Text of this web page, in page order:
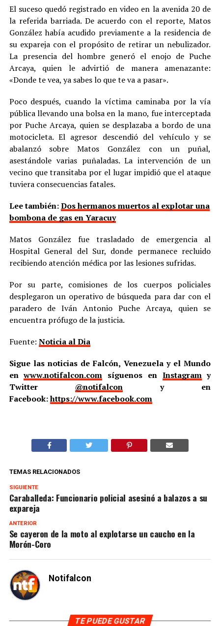
El suceso quedó registrado en video en la avenida 20 de
la referida barriada. De acuerdo con el reporte, Matos
González había acudido previamente a la residencia de
su expareja con el propósito de retirar un nebulizador.
La presencia del hombre generó el enojo de Puche
Arcaya, quien le advirtió de manera amenazante:
«Donde te vea, ya sabes lo que te va a pasar».
Poco después, cuando la víctima caminaba por la vía
pública llevando una bolsa en la mano, fue interceptada
por Puche Arcaya, quien se desplazaba a bordo de una
motocicleta. El agresor descendió del vehículo y se
abalanzó sobre Matos González con un puñal,
asestándole varias puñaladas. La intervención de un
vecino que transitaba por el lugar impidió que el ataque
tuviera consecuencias fatales.
Lee también:Dos hermanos muertos al explotar una
bombona de gas en Yaracuy
Matos González fue trasladado de emergencia al
Hospital General del Sur, donde permanece recluido
recibiendo atención médica por las lesiones sufridas.
Por su parte, comisiones de los cuerpos policiales
desplegaron un operativo de búsqueda para dar con el
paradero de Iván Antonio Puche Arcaya, quien se
encuentra prófugo de la justicia.
Fuente: Noticia al Dia
Sigue las noticias de Falcón, Venezuela y el Mundo
enwww.notifalcon.com síguenos en Instagramy
Twitter @notifalcony en
Facebook:https://www.facebook.com
TEMAS RELACIONADOS
SIGUIENTE
Caraballeda: Funcionario policial asesinó a balazos a su
expareja
ANTERIOR
Se cayeron de la moto al explotarse un caucho en la
Morón-Coro
Notifalcon
TE PUEDE GUSTAR